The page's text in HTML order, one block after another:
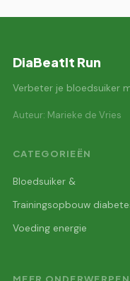
DiaBeatIt Run
Verbeter je bloedsuiker
Auteur: Marieke de Vries
CATEGORIEËN
Bloedsuiker &
Trainingsopbouw
Voeding energie